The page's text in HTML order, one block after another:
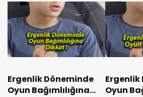
Ergenlik Döneminde
Oyun Bağımlılığına
Ergenlik
Oyun